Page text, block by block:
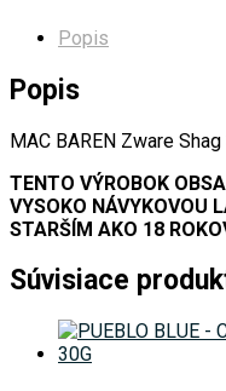
Popis
Popis
MAC BAREN Zware
TENTO VÝROBOK
VYSOKO NÁVYKOVOU
STARŠÍM AKO 18
Súvisiace